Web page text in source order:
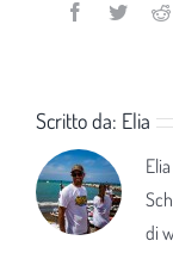
Facebook
Twitter
Scritto da: Elia
di